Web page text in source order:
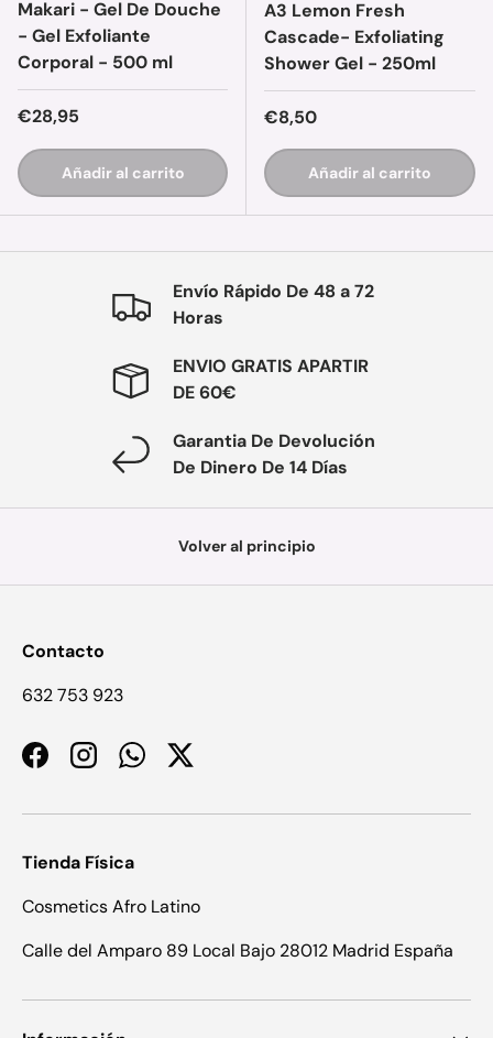
Makari - Gel De Douche
- Gel Exfoliante
Corporal - 500 ml
Precio normal
€28,95
Añadir al carrito
A3 Lemon Fresh
Cascade- Exfoliating
Shower Gel - 250ml
Precio normal
€8,50
Añadir al carrito
Envío Rápido De 48 a 72
Horas
ENVIO GRATIS APARTIR
DE 60€
Garantia De Devolución
De Dinero De 14 Días
Volver al principio
Contacto
632 753 923
FacebookInstagramWhatsApp
Twitter
Tienda Física
Cosmetics Afro Latino
Calle del Amparo 89 Local Bajo 28012 Madrid España